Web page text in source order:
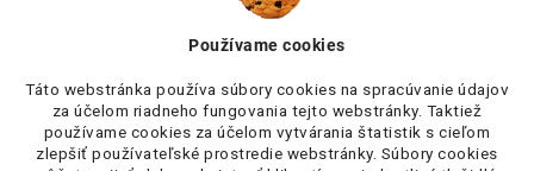
Používame cookies
Táto webstránka používa súbory cookies na spracúvanie údajov
za účelom riadneho fungovania tejto webstránky. Taktiež
používame cookies za účelom vytvárania štatistik s cieľom
zlepšiť používateľské prostredie webstránky. Súbory cookies